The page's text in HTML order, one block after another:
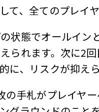
て、全てのプレイ
状態でオールイン
られます。次に2
に、リスクが抑え
の手札がプレイヤ